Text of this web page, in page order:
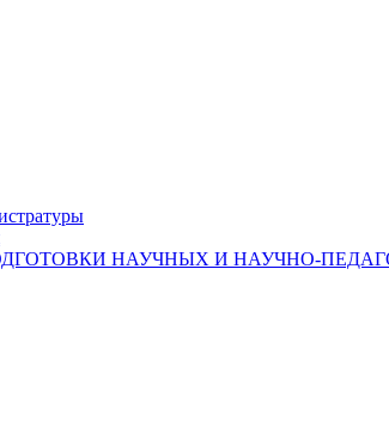
НАУЧНЫХ И НАУЧНО-